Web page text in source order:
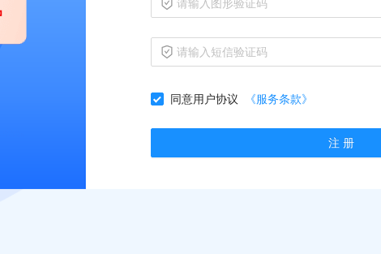
同意用户协议 《服务条款》
注 册